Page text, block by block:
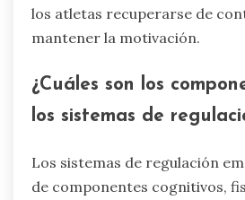
los atletas recuperarse de
mantener la motivación.
¿Cuáles son los
los sistemas de
Los sistemas de regulación
de componentes cognitivos,